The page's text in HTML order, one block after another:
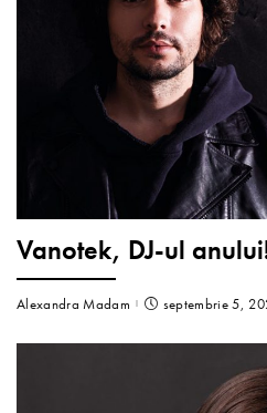
Vanotek, DJ-ul
Alexandra Madam septembrie 5,